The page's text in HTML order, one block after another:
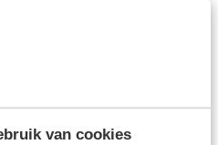
van cookies